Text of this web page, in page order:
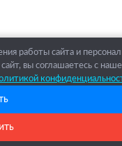
работы сайта и
вы соглашаетесь с